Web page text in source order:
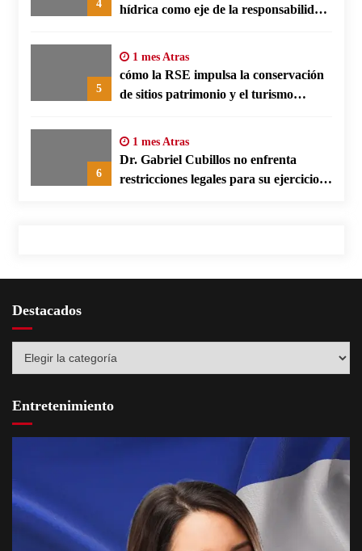
4
hídrica como eje de la responsabilidad
5
1 mes Atras
cómo la RSE impulsa la conservación
de sitios patrimonio y el turismo
6
1 mes Atras
Dr. Gabriel Cubillos no enfrenta
restricciones legales para su ejercicio,
Destacados
Entretenimiento